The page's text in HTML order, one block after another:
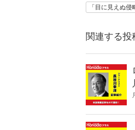
「目に見えぬ
関連する投